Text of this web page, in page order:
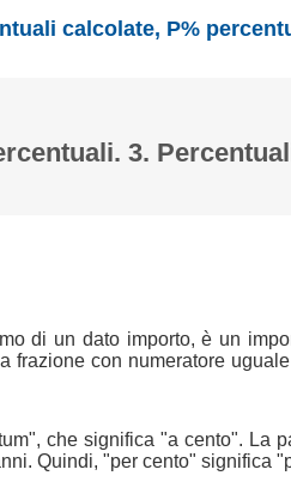
calcolate, P%
3.
di un dato importo, è un
frazione con numeratore
che significa "a cento". La
Quindi, "per cento" significa